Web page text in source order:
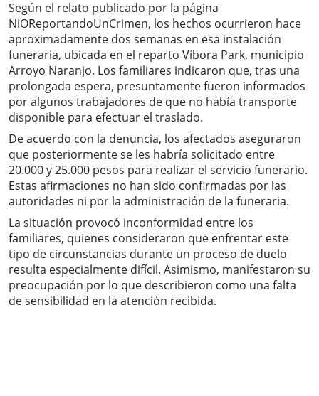
Según el relato publicado por la página
NiOReportandoUnCrimen, los hechos ocurrieron hace
aproximadamente dos semanas en esa instalación
funeraria, ubicada en el reparto Víbora Park, municipio
Arroyo Naranjo. Los familiares indicaron que, tras una
prolongada espera, presuntamente fueron informados
por algunos trabajadores de que no había transporte
disponible para efectuar el traslado.
De acuerdo con la denuncia, los afectados aseguraron
que posteriormente se les habría solicitado entre
20.000 y 25.000 pesos para realizar el servicio funerario.
Estas afirmaciones no han sido confirmadas por las
autoridades ni por la administración de la funeraria.
La situación provocó inconformidad entre los
familiares, quienes consideraron que enfrentar este
tipo de circunstancias durante un proceso de duelo
resulta especialmente difícil. Asimismo, manifestaron su
preocupación por lo que describieron como una falta
de sensibilidad en la atención recibida.